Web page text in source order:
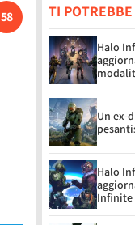
58 TI
Halo
Un ex-
Halo
Infinite